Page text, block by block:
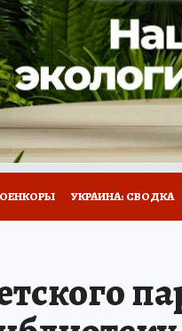
ТЕЛЕВИЗОР
НОВОЕ НА САЙТЕ
УКРАИНА: СВОДКА